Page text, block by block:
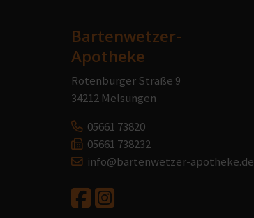
Bartenwetzer-
Apotheke
Rotenburger Straße 9
34212 Melsungen
05661 73820
05661 738232
info@bartenwetzer-apotheke.de